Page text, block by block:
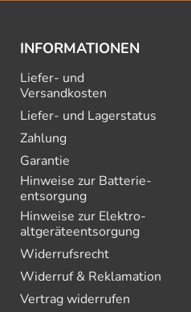
INFORMATIONEN
Liefer- und
Versandkosten
Liefer- und Lagerstatus
Zahlung
Garantie
Hinweise zur Batterie­
entsorgung
Hinweise zur Elektro­
altgeräte­entsorgung
Widerrufsrecht
Widerruf & Reklamation
Vertrag widerrufen